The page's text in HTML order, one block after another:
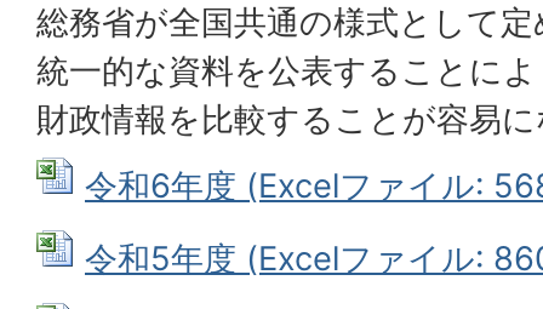
総務省が全国共通の様式として
統一的な資料を公表することに
財政情報を比較することが容易
令和6年度 (Excelファイル:
令和5年度 (Excelファイル: